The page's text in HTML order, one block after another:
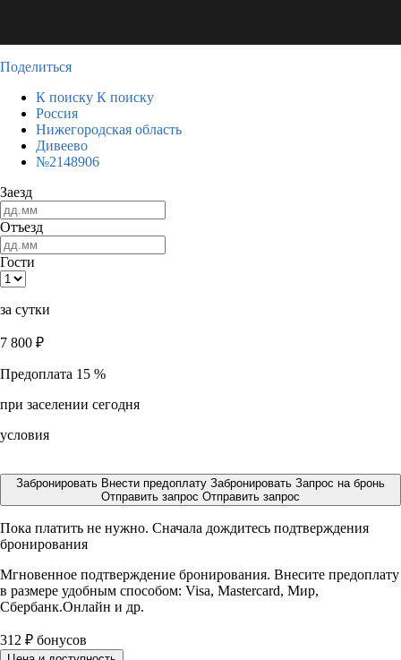
Поделиться
К поиску К поиску
Россия
Нижегородская область
Дивеево
№2148906
Заезд
Отъезд
Гости
за сутки
7 800 ₽
Предоплата 15 %
при заселении сегодня
условия
Забронировать Внести предоплату Забронировать Запрос на бронь
Отправить запрос Отправить запрос
Пока платить не нужно. Сначала дождитесь подтверждения
бронирования
Мгновенное подтверждение бронирования. Внесите предоплату
в размере удобным способом: Visa, Mastercard, Мир,
Сбербанк.Онлайн и др.
312 ₽ бонусов